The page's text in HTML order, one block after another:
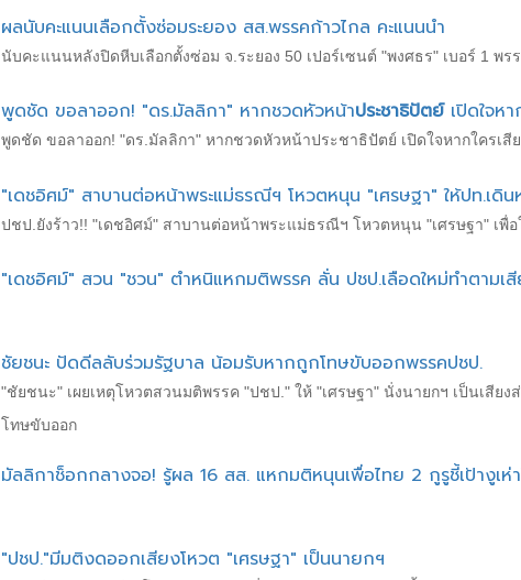
ผลนับคะแนนเลือกตั้งซ่อมระยอง สส.พรรคก้าวไกล คะแนนนำ
นับคะแนนหลังปิดหีบเลือกตั้งซ่อม จ.ระยอง 50 เปอร์เซนต์ "พงศธร" เบอร์ 1
พูดชัด ขอลาออก! "ดร.มัลลิกา" หากชวดหัวหน้าประชาธิปัตย์เปิดใจหา
พูดชัด ขอลาออก! "ดร.มัลลิกา" หากชวดหัวหน้าประชาธิปัตย์ เปิดใจหากใครเสี
"เดชอิศม์" สาบานต่อหน้าพระแม่ธรณีฯ โหวตหนุน "เศรษฐา" ให้ปท.เดิน
ปชป.ยังร้าว!! "เดชอิศม์" สาบานต่อหน้าพระแม่ธรณีฯ โหวตหนุน "เศรษฐา" เพื่
"เดชอิศม์" สวน "ชวน" ตำหนิแหกมติพรรค ลั่น ปชป.เลือดใหม่ทำตามเสี
ชัยชนะ ปัดดีลลับร่วมรัฐบาล น้อมรับหากถูกโทษขับออกพรรคปชป.
"ชัยชนะ" เผยเหตุโหวตสวนมติพรรค "ปชป." ให้ "เศรษฐา" นั่งนายกฯ เป็นเสี
โทษขับออก
มัลลิกาช็อกกลางจอ! รู้ผล 16 สส. แหกมติหนุนเพื่อไทย 2 กูรูชี้เป้างูเห่
"ปชป."มีมติงดออกเสียงโหวต "เศรษฐา" เป็นนายกฯ